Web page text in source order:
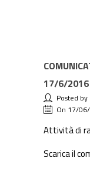
17/6/2016
Posted
On 17/
Attività di
Scarica il